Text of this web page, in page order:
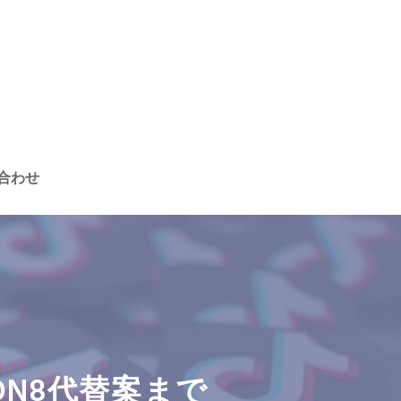
わせ